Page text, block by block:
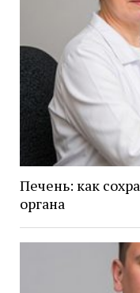
Печень: как
органа